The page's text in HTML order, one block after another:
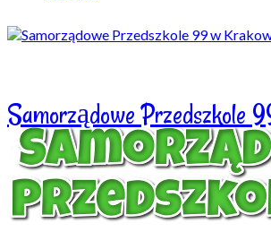
Samorządowe Przedszkole